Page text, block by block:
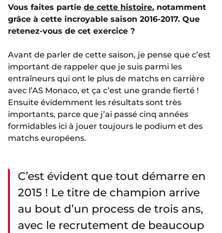
Vous faites partie de cette histoire, notamment
grâce à cette incroyable saison 2016-2017. Que
retenez-vous de cet exercice ?
Avant de parler de cette saison, je pense que c’est
important de rappeler que je suis parmi les
entraîneurs qui ont le plus de matchs en carrière
avec l’AS Monaco, et ça c’est une grande fierté !
Ensuite évidemment les résultats sont très
importants, parce que j’ai passé cinq années
formidables ici à jouer toujours le podium et des
matchs européens.
C’est évident que tout démarre en
2015 ! Le titre de champion arrive
au bout d’un process de trois ans,
avec le recrutement de beaucoup